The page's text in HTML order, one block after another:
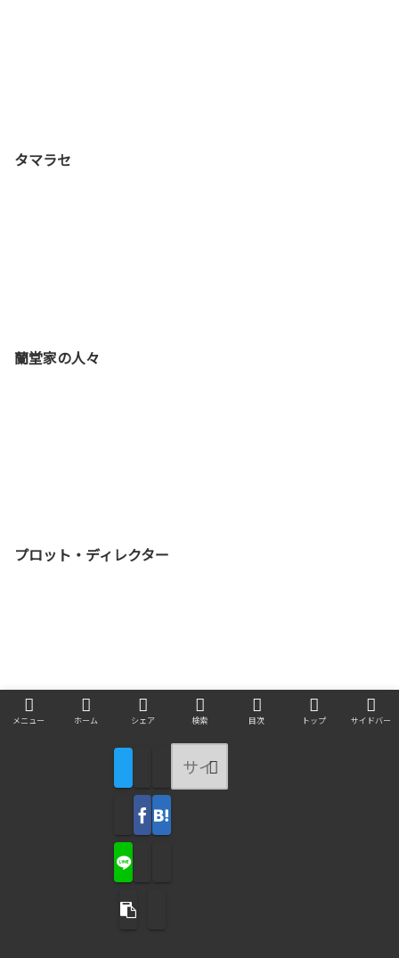
タマラセ
蘭堂家の人々
プロット・ディレクター
ニセコイ（第3話エンドカード）
メニュー ホーム シェア 検索 目次 トップ サイドバー